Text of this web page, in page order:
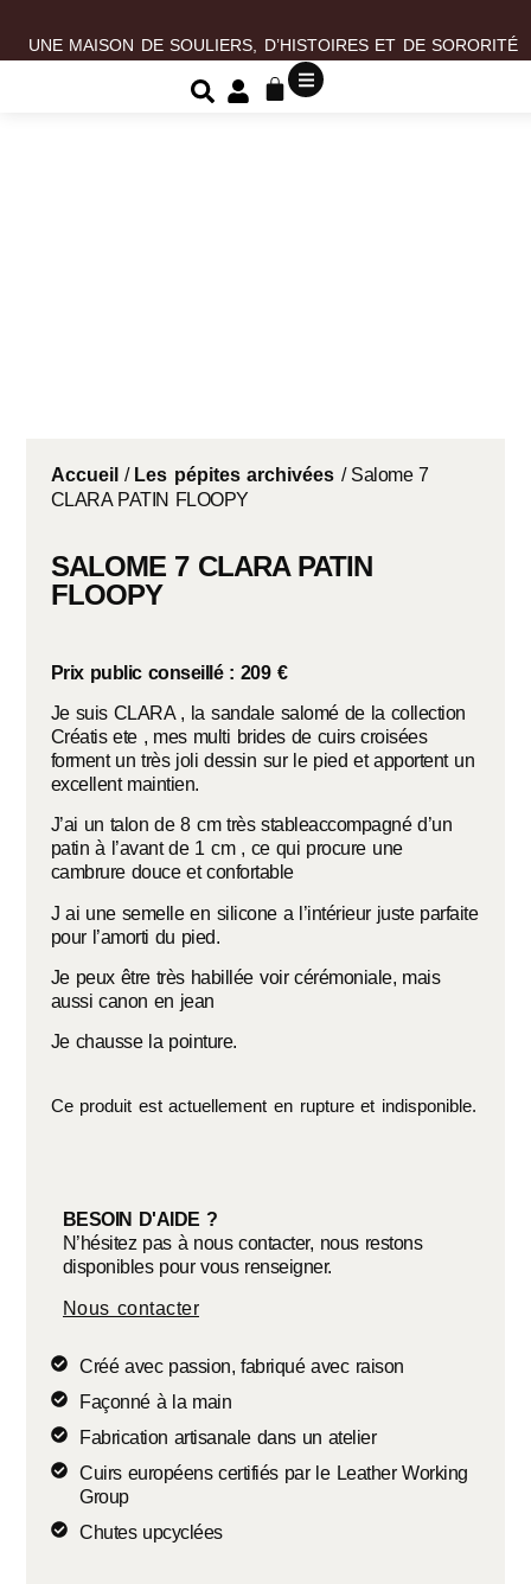
UNE MAISON DE SOULIERS, D’HISTOIRES ET DE SORORITÉ
Accueil / Les pépites archivées / Salome 7
CLARA PATIN FLOOPY
SALOME 7 CLARA PATIN
FLOOPY
Prix public conseillé : 209 €
Je suis CLARA , la sandale salomé de la collection
Créatis ete , mes multi brides de cuirs croisées
forment un très joli dessin sur le pied et apportent un
excellent maintien.
J’ai un talon de 8 cm très stableaccompagné d’un
patin à l’avant de 1 cm , ce qui procure une
cambrure douce et confortable
J ai une semelle en silicone a l’intérieur juste parfaite
pour l’amorti du pied.
Je peux être très habillée voir cérémoniale, mais
aussi canon en jean
Je chausse la pointure.
Ce produit est actuellement en rupture et indisponible.
BESOIN D'AIDE ?
N’hésitez pas à nous contacter, nous restons
disponibles pour vous renseigner.
Nous contacter
Créé avec passion, fabriqué avec raison
Façonné à la main
Fabrication artisanale dans un atelier
Cuirs européens certifiés par le Leather Working
Group
Chutes upcyclées